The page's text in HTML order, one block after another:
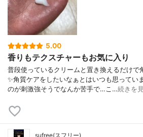
5.00
香りもテクスチャーもお気に入り
普段使っているクリームと置き換えるだけで
✨角質ケアをしたいなぁとはいつも思ってい
のが刺激強そうでなんか苦手で…こ…続きを
sufree(スフリー)